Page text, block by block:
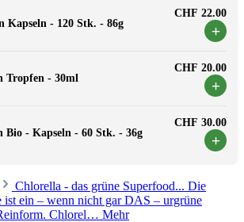
Kapseln - 120 Stk. - 86g
CHF 22.00
+
Tropfen - 30ml
CHF 20.00
+
Bio - Kapseln - 60 Stk. - 36g
CHF 30.00
+
Chlorella - das grüne Superfood... Die
ein – wenn nicht gar DAS – urgrüne
Chlorel… Mehr